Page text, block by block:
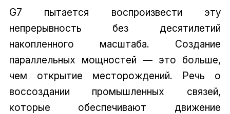
G7 пытается воспроизвести эту
непрерывность без десятилетий
накопленного масштаба. Создание
параллельных мощностей — это больше,
чем открытие месторождений. Речь о
воссоздании промышленных связей,
которые обеспечивают движение